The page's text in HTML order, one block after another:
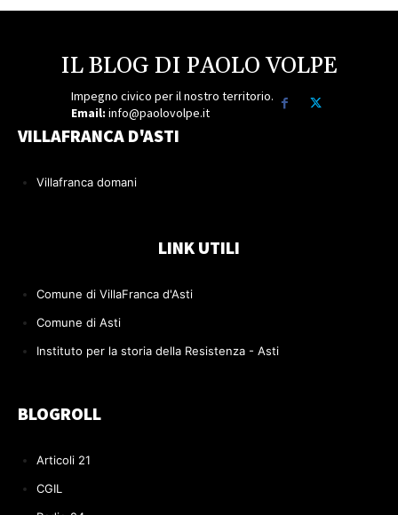
IL BLOG DI PAOLO VOLPE
Impegno civico per il nostro territorio.
Email: info@paolovolpe.it
VILLAFRANCA D'ASTI
Villafranca domani
LINK UTILI
Comune di VillaFranca d'Asti
Comune di Asti
Instituto per la storia della Resistenza - Asti
BLOGROLL
Articoli 21
CGIL